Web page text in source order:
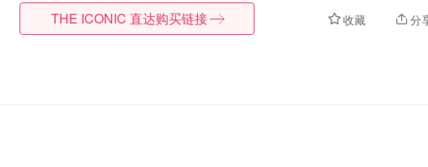
收藏 分
THE ICONIC 直达购买链接